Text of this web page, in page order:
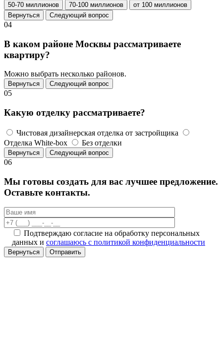
50-70 миллионов
70-100 миллионов
от 100 миллионов
Вернуться
Следующий вопрос
04
В каком районе Москвы рассматриваете
квартиру?
Можно выбрать несколько районов.
Вернуться Следующий вопрос
05
Какую отделку рассматриваете?
Чистовая дизайнерская отделка от застройщика
Отделка White-box
Без отделки
Вернуться Следующий вопрос
06
Мы готовы создать для вас лучшее предложение.
Оставьте контакты.
Подтверждаю согласие на обработку персональных
данных и соглашаюсь с политикой конфиденциальности
Вернуться